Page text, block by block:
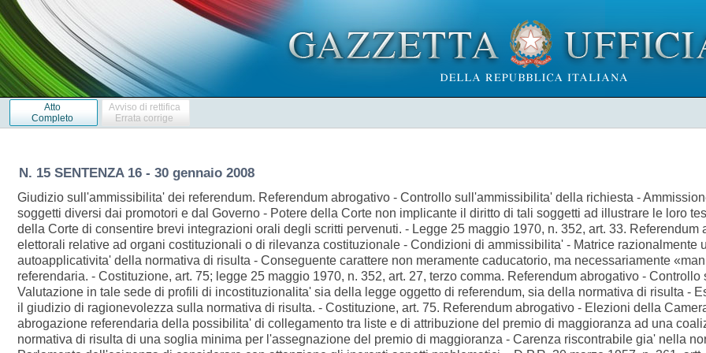
Atto
Completo
Avviso di rettifica
Errata corrige
N. 15 SENTENZA 16 - 30 gennaio 2008
Giudizio sull'ammissibilita' dei referendum. Referendum abrogativo - Controllo sull'ammissibilita' della richiesta -
soggetti diversi dai promotori e dal Governo - Potere della Corte non implicante il diritto di tali soggetti ad illustrare le loro
della Corte di consentire brevi integrazioni orali degli scritti pervenuti. - Legge 25 maggio 1970, n. 352, art. 33. Referendum
elettorali relative ad organi costituzionali o di rilevanza costituzionale - Condizioni di ammissibilita' - Matrice razionalmente
autoapplicativita' della normativa di risulta - Conseguente carattere non meramente caducatorio, ma necessariamente
referendaria. - Costituzione, art. 75; legge 25 maggio 1970, n. 352, art. 27, terzo comma. Referendum abrogativo -
Valutazione in tale sede di profili di incostituzionalita' sia della legge oggetto di referendum, sia della normativa di risulta -
il giudizio di ragionevolezza sulla normativa di risulta. - Costituzione, art. 75. Referendum abrogativo - Elezioni della
abrogazione referendaria della possibilita' di collegamento tra liste e di attribuzione del premio di maggioranza ad una
normativa di risulta di una soglia minima per l'assegnazione del premio di maggioranza - Carenza riscontrabile gia' nella